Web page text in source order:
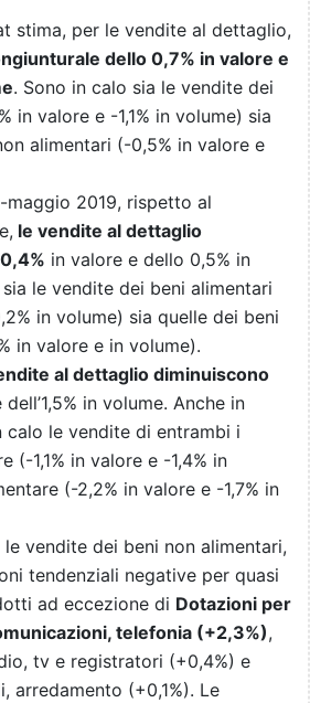
stima, per le vendite al dettaglio,
dello 0,7% in valore e
. Sono in calo sia le vendite dei
in valore e -1,1% in volume) sia
alimentari (-0,5% in valore e
2019, rispetto al
le vendite al dettaglio
in valore e dello 0,5% in
le vendite dei beni alimentari
in volume) sia quelle dei beni
in valore e in volume).
al dettaglio diminuiscono
in volume. Anche in
calo le vendite di entrambi i
(-1,1% in valore e -1,4% in
(-2,2% in valore e -1,7% in
vendite dei beni non alimentari,
tendenziali negative per quasi
ad eccezione di Dotazioni per
telefonia (+2,3%),
tv e registratori (+0,4%) e
arredamento (+0,1%). Le